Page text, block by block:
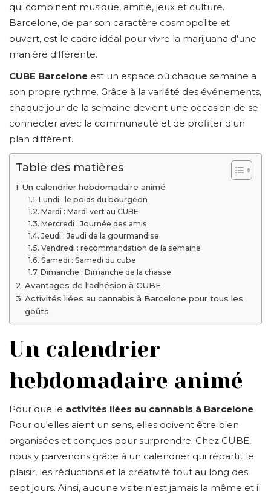
qui combinent musique, amitié, jeux et culture.
Barcelone, de par son caractère cosmopolite et
ouvert, est le cadre idéal pour vivre la marijuana d'une
manière différente.
CUBE Barcelone est un espace où chaque semaine a
son propre rythme. Grâce à la variété des événements,
chaque jour de la semaine devient une occasion de se
connecter avec la communauté et de profiter d'un
plan différent.
Table des matières
Un calendrier hebdomadaire animé
Lundi : le poids du bourgeon
Mardi : Mardi vert au CUBE
Mercredi : Journée des amis
Jeudi : Jeudi de la gourmandise
Vendredi : recommandation de la semaine
Samedi : Samedi du cube
Dimanche : Dimanche de la chasse
Avantages de l'adhésion à CUBE
Activités liées au cannabis à Barcelone pour tous les
goûts
Un calendrier
hebdomadaire animé
Pour que le activités liées au cannabis à Barcelone
Pour qu'elles aient un sens, elles doivent être bien
organisées et conçues pour surprendre. Chez CUBE,
nous y parvenons grâce à un calendrier qui répartit le
plaisir, les réductions et la créativité tout au long des
sept jours. Ainsi, aucune visite n'est jamais la même et il